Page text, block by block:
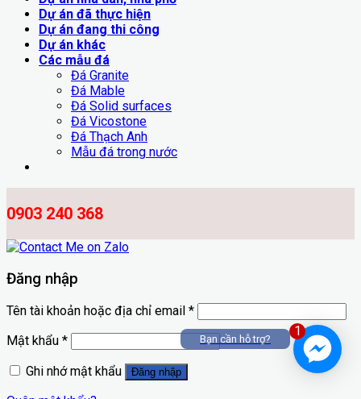
Dự án đã thực hiện
Dự án đang thi công
Dự án khác
Các mẫu đá
Đá Granite
Đá Mable
Đá Solid surfaces
Đá Vicostone
Đá Thạch Anh
Mẫu đá trong nước
0903 240 368
1
Bạn cần hỗ trợ?
Đăng nhập
Tên tài khoản hoặc địa chỉ email *
Mật khẩu *
Ghi nhớ mật khẩu
Đăng nhập